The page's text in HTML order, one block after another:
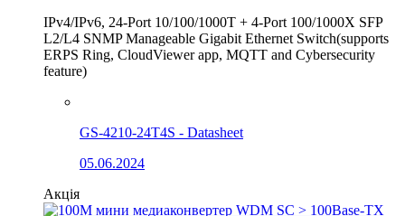
IPv4/IPv6, 24-Port 10/100/1000T + 4-Port 100/1000X SFP
L2/L4 SNMP Manageable Gigabit Ethernet Switch(supports
ERPS Ring, CloudViewer app, MQTT and Cybersecurity
feature)
GS-4210-24T4S - Datasheet
05.06.2024
Акція